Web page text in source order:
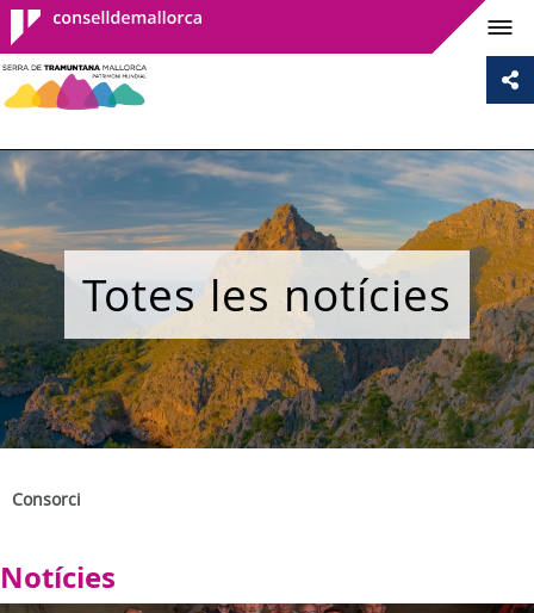
Consell de
Mallorca
Totes les notícies
Consorci
Notícies